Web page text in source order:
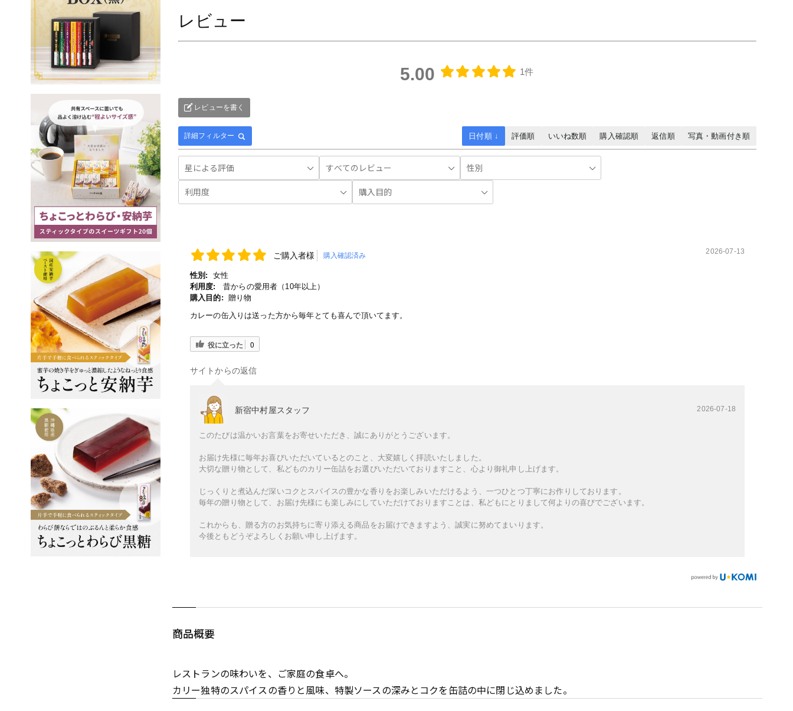
レビュー
5.00 1件
レビューを書く
詳細フィルター 日付順 ↓ 評価順 いいね数順 購入確認順 返信順 写真・動画付き順
ご購入者様 購入確認済み 2026-07-13
性別:
女性
利用度:
昔からの愛用者（10年以上）
購入目的: 贈り物
カレーの缶入りは送った方から毎年とても喜んで頂いてます。
役に立った 0
サイトからの返信
新宿中村屋スタッフ 2026-07-18
このたびは温かいお言葉をお寄せいただき、誠にありがとうございます。
お届け先様に毎年お喜びいただいているとのこと、大変嬉しく拝読いたしました。
大切な贈り物として、私どものカリー缶詰をお選びいただいておりますこと、心より御礼申し上げます。
じっくりと煮込んだ深いコクとスパイスの豊かな香りをお楽しみいただけるよう、一つひとつ丁寧にお作りしております。
毎年の贈り物として、お届け先様にも楽しみにしていただけておりますことは、私どもにとりまして何よりの喜びでございます。
これからも、贈る方のお気持ちに寄り添える商品をお届けできますよう、誠実に努めてまいります。
今後ともどうぞよろしくお願い申し上げます。
商品概要
レストランの味わいを、ご家庭の食卓へ。
カリー独特のスパイスの香りと風味、特製ソースの深みとコクを缶詰の中に閉じ込めました。